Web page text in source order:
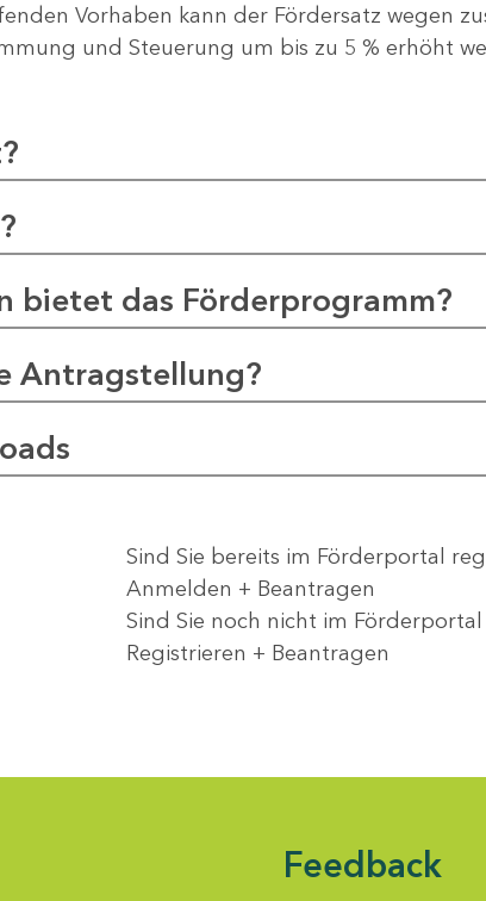
Vorhaben kann der Fördersatz wegen
und Steuerung um bis zu 5 % erhöht
bietet das Förderprogramm?
Antragstellung?
Sind Sie bereits im Förderportal
Anmelden + Beantragen
Sind Sie noch nicht im
Registrieren + Beantragen
Feedback